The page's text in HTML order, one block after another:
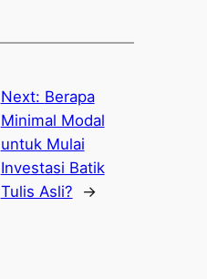
Next: Berapa
Minimal Modal
untuk Mulai
Investasi Batik
Tulis Asli?
→